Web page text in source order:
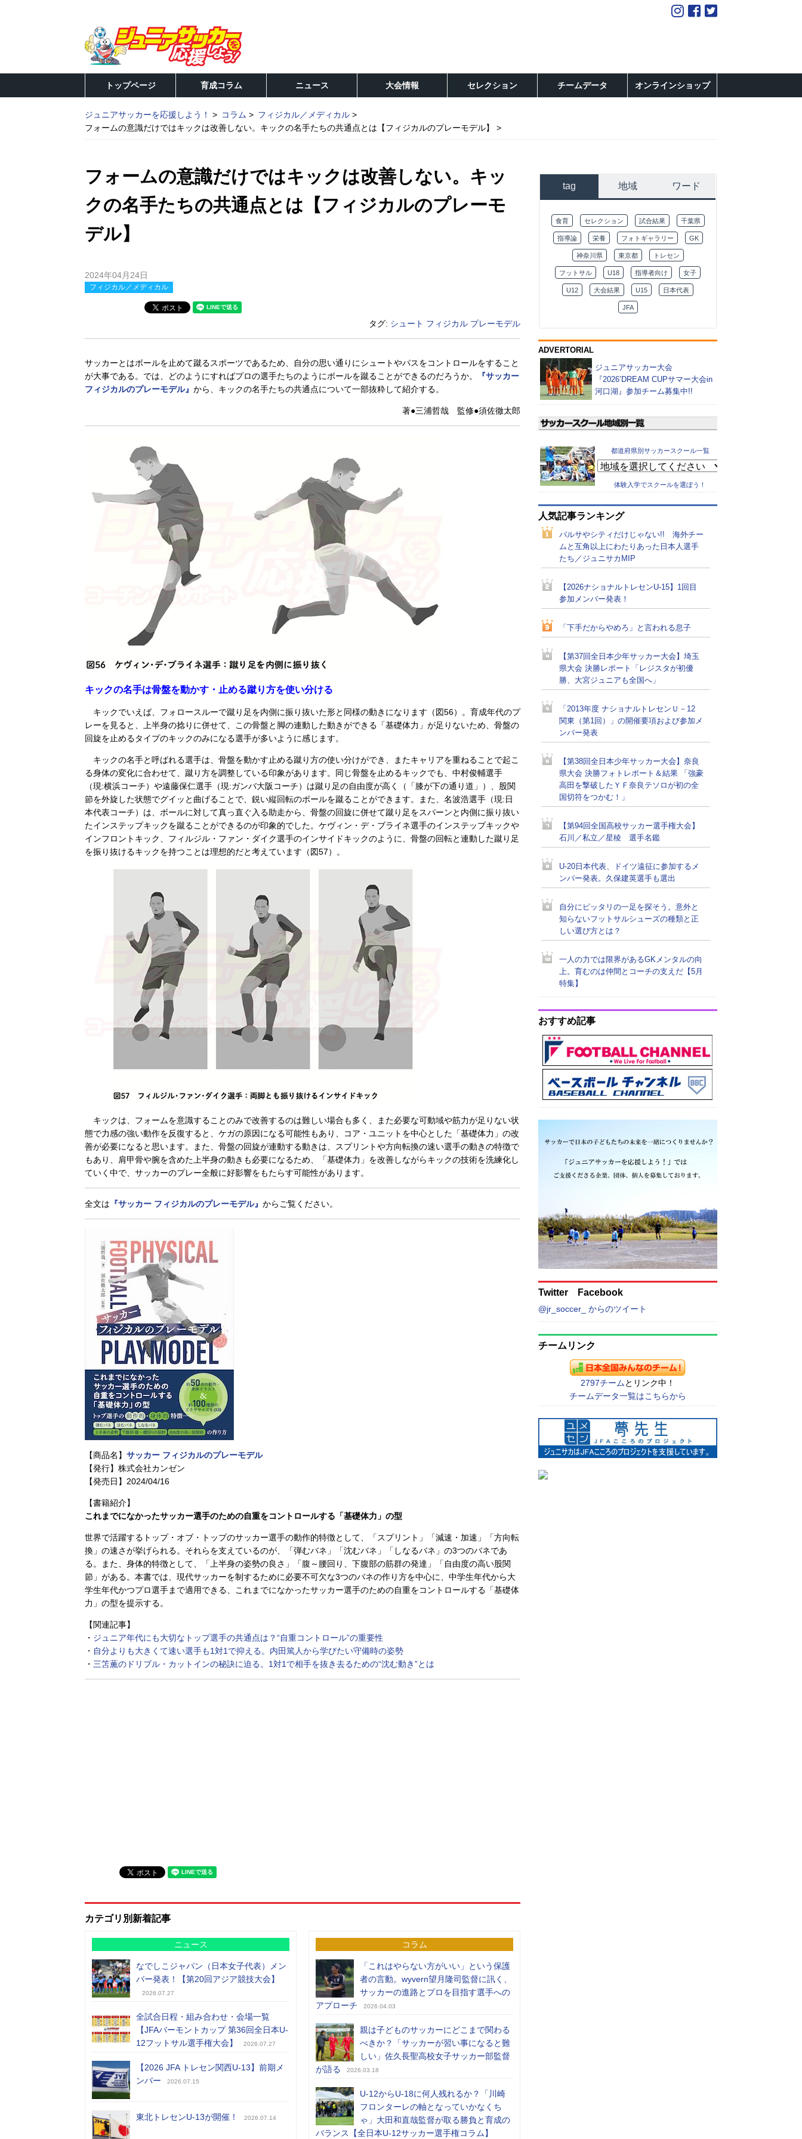
トップページ 育成コラム ニュース 大会情報 セレクション チームデータ オンラインショップ
ジュニアサッカーを応援しよう！ コラム
フィジカル／メディカル
フォームの意識だけではキックは改善しない。キックの名手たちの共通点とは【フィジカルのプレーモデル】
フォームの意識だけではキックは改善しない。キッ
クの名手たちの共通点とは【フィジカルのプレーモ
デル】
2024年04月24日
フィジカル／メディカル
タグ: シュート フィジカル プレーモデル
サッカーとはボールを止めて蹴るスポーツであるため、自分の思い通りにシュートやパスをコントロールをすること
が大事である。では、どのようにすればプロの選手たちのようにボールを蹴ることができるのだろうか。
『サッカー
フィジカルのプレーモデル』 から、キックの名手たちの共通点について一部抜粋して紹介する。
著●三浦哲哉 監修●須佐徹太郎
キックの名手は骨盤を動かす・止める蹴り方を使い分ける
キックでいえば、フォロースルーで蹴り足を内側に振り抜いた形と同様の動きになります（図56）。育成年代のプ
レーを見ると、上半身の捻りに併せて、この骨盤と脚の連動した動きができる「基礎体力」が足りないため、骨盤の
回旋を止めるタイプのキックのみになる選手が多いように感じます。
キックの名手と呼ばれる選手は、骨盤を動かす止める蹴り方の使い分けができ、またキャリアを重ねることで起こ
る身体の変化に合わせて、蹴り方を調整している印象があります。同じ骨盤を止めるキックでも、中村俊輔選手
（現:横浜コーチ）や遠藤保仁選手（現:ガンバ大阪コーチ）は蹴り足の自由度が高く（「膝が下の通り道」）、股関
節を外旋した状態でグイッと曲げることで、鋭い縦回転のボールを蹴ることができます。また、名波浩選手（現:日
本代表コーチ）は、ボールに対して真っ直ぐ入る助走から、骨盤の回旋に併せて蹴り足をスパーンと内側に振り抜い
たインステップキックを蹴ることができるのが印象的でした。ケヴィン・デ・ブライネ選手のインステップキックや
インフロントキック、フィルジル・ファン・ダイク選手のインサイドキックのように、骨盤の回転と連動した蹴り足
を振り抜けるキックを持つことは理想的だと考えています（図57）。
キックは、フォームを意識することのみで改善するのは難しい場合も多く、また必要な可動域や筋力が足りない状
態で力感の強い動作を反復すると、ケガの原因になる可能性もあり、コア・ユニットを中心とした「基礎体力」の改
善が必要になると思います。また、骨盤の回旋が連動する動きは、スプリントや方向転換の速い選手の動きの特徴で
もあり、肩甲骨や腕を含めた上半身の動きも必要になるため、「基礎体力」を改善しながらキックの技術を洗練化し
ていく中で、サッカーのプレー全般に好影響をもたらす可能性があります。
全文は 『サッカー フィジカルのプレーモデル』 からご覧ください。
【商品名】 サッカー フィジカルのプレーモデル
【発行】株式会社カンゼン
【発売日】2024/04/16
【書籍紹介】
これまでになかったサッカー選手のための自重をコントロールする「基礎体力」の型
世界で活躍するトップ・オブ・トップのサッカー選手の動作的特徴として、「スプリント」「減速・加速」「方向転
換」の速さが挙げられる。それらを支えているのが、「弾むバネ」「沈むバネ」「しなるバネ」の3つのバネであ
る。また、身体的特徴として、「上半身の姿勢の良さ」「腹～腰回り、下腹部の筋群の発達」「自由度の高い股関
節」がある。本書では、現代サッカーを制するために必要不可欠な3つのバネの作り方を中心に、中学生年代から大
学生年代かつプロ選手まで適用できる、これまでになかったサッカー選手のための自重をコントロールする「基礎体
力」の型を提示する。
【関連記事】
・ ジュニア年代にも大切なトップ選手の共通点は？“自重コントロール”の重要性
・ 自分よりも大きくて速い選手も1対1で抑える。内田篤人から学びたい守備時の姿勢
・ 三笘薫のドリブル・カットインの秘訣に迫る。1対1で相手を抜き去るための“沈む動き”とは
カテゴリ別新着記事
ニュース
なでしこジャパン（日本女子代表）メン
バー発表！【第20回アジア競技大会】
2026.07.27
全試合日程・組み合わせ・会場一覧
【JFAバーモントカップ 第36回全日本U-
12フットサル選手権大会】
2026.07.27
【2026 JFA トレセン関西U-13】前期メ
ンバー
2026.07.15
東北トレセンU-13が開催！ 2026.07.14
コラム
「これはやらない方がいい」という保護
者の言動。wyvern望月隆司監督に訊く、
サッカーの進路とプロを目指す選手への
アプローチ
2026.04.03
親は子どものサッカーにどこまで関わる
べきか？「サッカーが習い事になると難
しい」佐久長聖高校女子サッカー部監督
が語る
2026.03.18
U-12からU-18に何人残れるか？「川崎
フロンターレの軸となっていかなくち
ゃ」大田和直哉監督が取る勝負と育成の
バランス【全日本U-12サッカー選手権コラム】
tag 地域 ワード
食育 セレクション 試合結果 千葉県
指導論 栄養 フォトギャラリー GK
神奈川県 東京都 トレセン
フットサル U18 指導者向け 女子
U12 大会結果 U15 日本代表
JFA
ADVERTORIAL
ジュニアサッカー大会
『2026’DREAM CUPサマー大会in
河口湖』参加チーム募集中!!
都道府県別サッカースクール一覧
体験入学でスクールを選ぼう！
人気記事ランキング
バルサやシティだけじゃない!! 海外チー
ムと互角以上にわたりあった日本人選手
たち／ジュニサカMIP
【2026ナショナルトレセンU-15】1回目
参加メンバー発表！
「下手だからやめろ」と言われる息子
【第37回全日本少年サッカー大会】埼玉
県大会 決勝レポート「レジスタが初優
勝、大宮ジュニアも全国へ」
「2013年度 ナショナルトレセンＵ－12
関東（第1回）」の開催要項および参加メ
ンバー発表
【第38回全日本少年サッカー大会】奈良
県大会 決勝フォトレポート＆結果 「強豪
高田を撃破したＹＦ奈良テソロが初の全
国切符をつかむ！」
【第94回全国高校サッカー選手権大会】
石川／私立／星稜 選手名鑑
U-20日本代表、ドイツ遠征に参加するメ
ンバー発表。久保建英選手も選出
自分にピッタリの一足を探そう。意外と
知らないフットサルシューズの種類と正
しい選び方とは？
一人の力では限界があるGKメンタルの向
上。育むのは仲間とコーチの支えだ【5月
特集】
おすすめ記事
Twitter Facebook
@jr_soccer_ からのツイート
チームリンク
2797チーム とリンク中！
チームデータ一覧はこちらから